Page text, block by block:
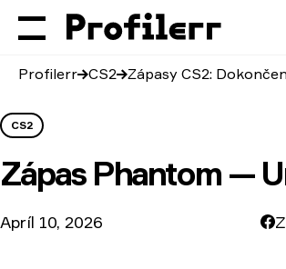
Profilerr CS2 Zápasy CS2:
CS2
Zápas Phantom —
Apríl 10, 2026